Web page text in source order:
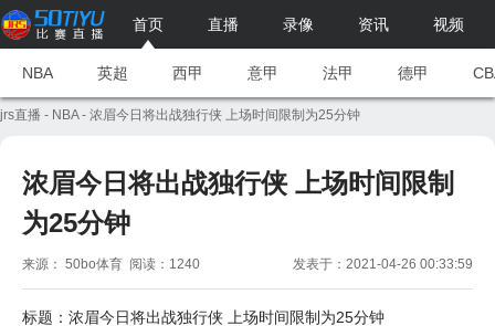
首页 直播 录像 资讯 视频
NBA 英超 西甲 意甲 法甲 德甲
jrs直播 - NBA- 浓眉今日将出战独行侠 上场时间限制为25分钟
浓眉今日将出战独行侠 上场时间限制
为25分钟
来源： 50bo体育 阅读：1240 发表于：2021-04-26 00:33:59
标题：浓眉今日将出战独行侠 上场时间限制为25分钟